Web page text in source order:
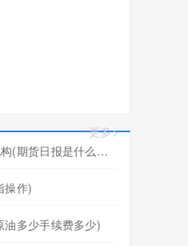
更多>
期货日报是什么组织机构(期货日报是什么组织机构的)
操作)
多少手续费多少)